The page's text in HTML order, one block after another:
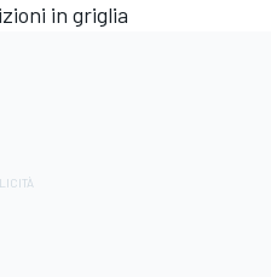
in griglia